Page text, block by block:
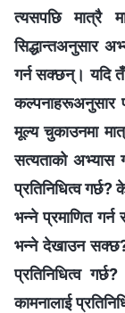
त्यसपछि मात्रै
सिद्धान्तअनुसार
गर्न सक्छन्। यदि
कल्‍पनाहरूअनुसार
मूल्य चुकाउनमा
सत्यताको अभ्यास
प्रतिनिधित्व
भन्‍ने प्रमाणित
भन्‍ने देखाउन
प्रतिनिधित्व
कामनालाई